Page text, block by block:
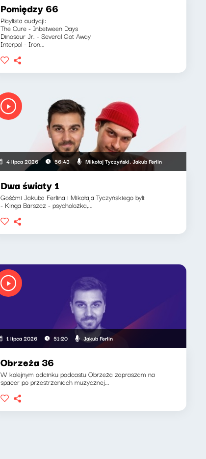
Pomiędzy 66
Playlista audycji:
The Cure - Inbetween Days
Dinosaur Jr. - Several Got Away
Interpol - Iron...
4 lipca 2026 56:43 Mikołaj Tyczyński, Jakub Ferlin
Dwa światy 1
Gośćmi Jakuba Ferlina i Mikołaja Tyczyńskiego byli:
- Kinga Barszcz - psycholożka,...
1 lipca 2026 51:20 Jakub Ferlin
Obrzeża 36
W kolejnym odcinku podcastu Obrzeża zapraszam na
spacer po przestrzeniach muzycznej...